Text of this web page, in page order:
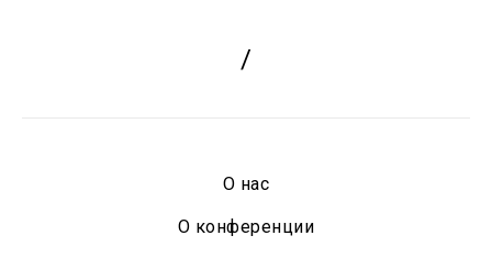
/
О нас
О конференции